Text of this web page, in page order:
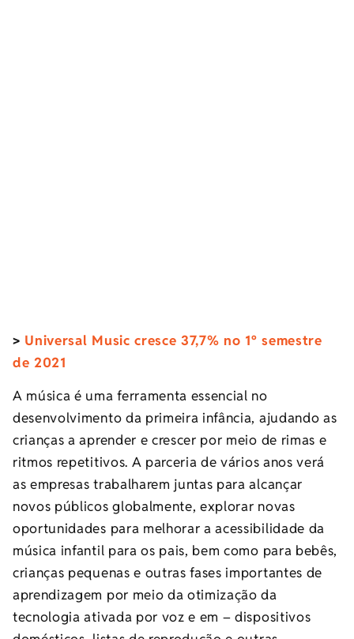
> Universal Music cresce 37,7% no 1º semestre
de 2021
A música é uma ferramenta essencial no
desenvolvimento da primeira infância, ajudando as
crianças a aprender e crescer por meio de rimas e
ritmos repetitivos. A parceria de vários anos verá
as empresas trabalharem juntas para alcançar
novos públicos globalmente, explorar novas
oportunidades para melhorar a acessibilidade da
música infantil para os pais, bem como para bebês,
crianças pequenas e outras fases importantes de
aprendizagem por meio da otimização da
tecnologia ativada por voz e em – dispositivos